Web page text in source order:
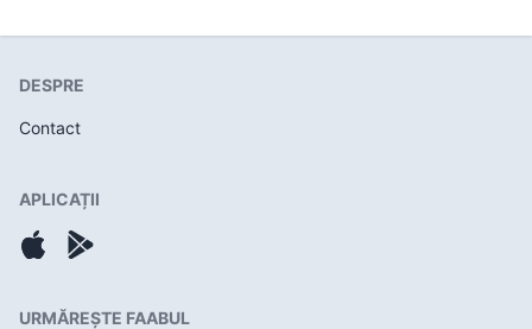
DESPRE
Contact
APLICAȚII
URMĂREȘTE FAABUL